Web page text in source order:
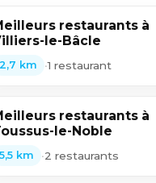
restaurants à
le-Bâcle
2,7 km •1 restaurant
restaurants à
le-Noble
5,5 km •2 restaurants